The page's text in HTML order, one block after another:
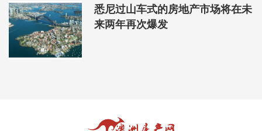
【墨尔本】Box Hill独立屋强力反弹
在墨尔本的17个华人区中，今年有7区上涨，9区下跌，1区持平。
悉尼过山车式的房地产市场将在未
来两年再次爆发